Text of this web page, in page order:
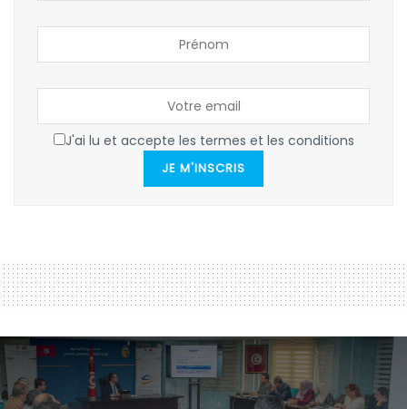
J'ai lu et accepte les termes et les conditions
JE M'INSCRIS